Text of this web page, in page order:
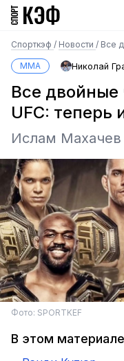
Спорткэф / Новости / Все
MMA Николай
Все
UFC: теперь
Ислам Махачев
Фото: SPORTKEF
В этом материале